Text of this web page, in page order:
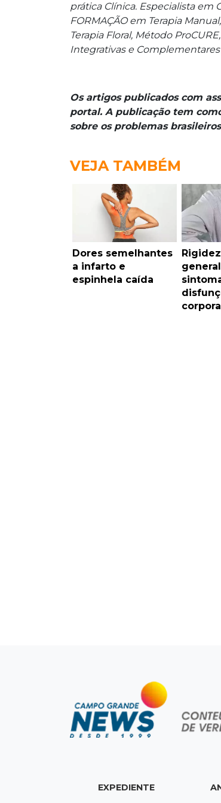
prática Clínica. Especialista em
FORMAÇÃO em Terapia
Terapia Floral, Método
Integrativas e
Os artigos publicados com
portal. A publicação tem
sobre os problemas
VEJA TAMBÉM
Dores semelhantes
a infarto e
espinhela caída
Rigidez
EXPEDIENTE